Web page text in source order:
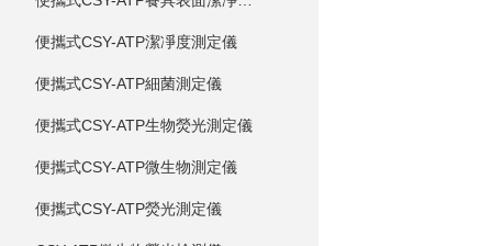
便攜式CSY-ATP潔凈度測定儀
便攜式CSY-ATP細菌測定儀
便攜式CSY-ATP生物熒光測定儀
便攜式CSY-ATP微生物測定儀
便攜式CSY-ATP熒光測定儀